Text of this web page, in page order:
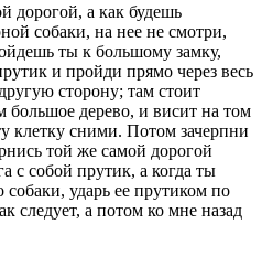
дорогой, а как будешь
собаки, на нее не смотри,
ты к большому замку,
и пройди прямо через весь
сторону; там стоит
большое дерево, и висит на том
клетку сними. Потом зачерпни
той же самой дорогой
с собой прутик, а когда ты
ударь ее прутиком по
следует, а потом ко мне назад